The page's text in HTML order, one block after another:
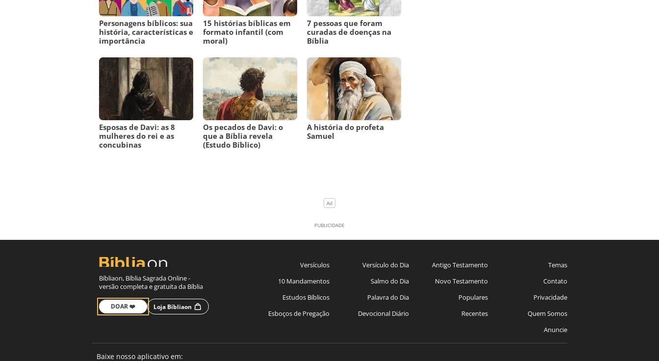
Personagens bíblicos: sua
história, características e
importância
15 histórias bíblicas em
formato infantil (com
moral)
7 pessoas que foram
curadas de doenças na
Bíblia
Esposas de Davi: as 8
mulheres do rei e as
concubinas
Os pecados de Davi: o
que a Bíblia revela
(Estudo Bíblico)
A história do profeta
Samuel
Bíbliaon, Bíblia Sagrada Online -
versão completa e gratuita da Bíblia
DOAR ❤️ Loja Bíbliaon
Versículos
10 Mandamentos
Estudos Bíblicos
Esboços de Pregação
Versículo do Dia
Salmo do Dia
Palavra do Dia
Devocional Diário
Antigo Testamento
Novo Testamento
Populares
Recentes
Temas
Contato
Privacidade
Quem Somos
Anuncie
Baixe nosso aplicativo em: